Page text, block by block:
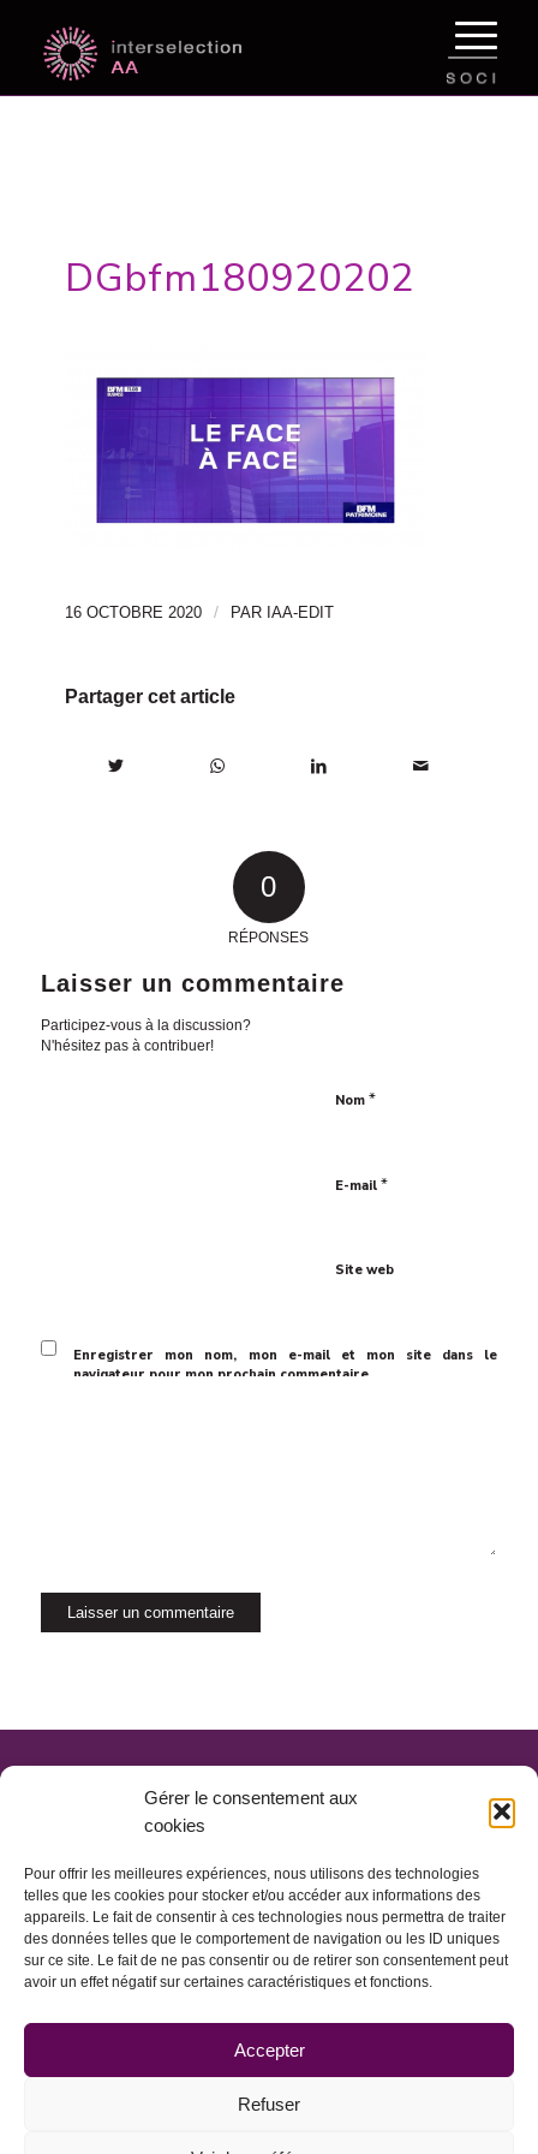
Gérer le consentement aux
cookies
Pour offrir les meilleures expériences, nous utilisons des technologies
telles que les cookies pour stocker et/ou accéder aux informations des
appareils. Le fait de consentir à ces technologies nous permettra de traiter
des données telles que le comportement de navigation ou les ID uniques
sur ce site. Le fait de ne pas consentir ou de retirer son consentement peut
avoir un effet négatif sur certaines caractéristiques et fonctions.
Accepter
Refuser
DGbfm180920202
16 OCTOBRE 2020 / PAR IAA-EDIT
Partager cet article
0
RÉPONSES
Laisser un commentaire
Participez-vous à la discussion?
N'hésitez pas à contribuer!
Nom *
E-mail *
Site web
Enregistrer mon nom, mon e-mail et mon site dans le
navigateur pour mon prochain commentaire.
MENTIONS LÉGALES
PLAN DU SITE
© INTERSELECTION 2017